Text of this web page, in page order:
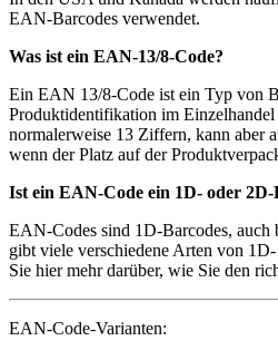
EAN-Barcodes verwendet.
Was ist ein EAN-13/8-Code?
Ein EAN 13/8-Code ist ein Typ von
Produktidentifikation im
normalerweise 13 Ziffern, kann aber
wenn der Platz auf der
Ist ein EAN-Code ein 1D- oder 2D-
EAN-Codes sind 1D-Barcodes, auch
gibt viele verschiedene Arten von
Sie hier mehr darüber, wie Sie den
EAN-Code-Varianten: